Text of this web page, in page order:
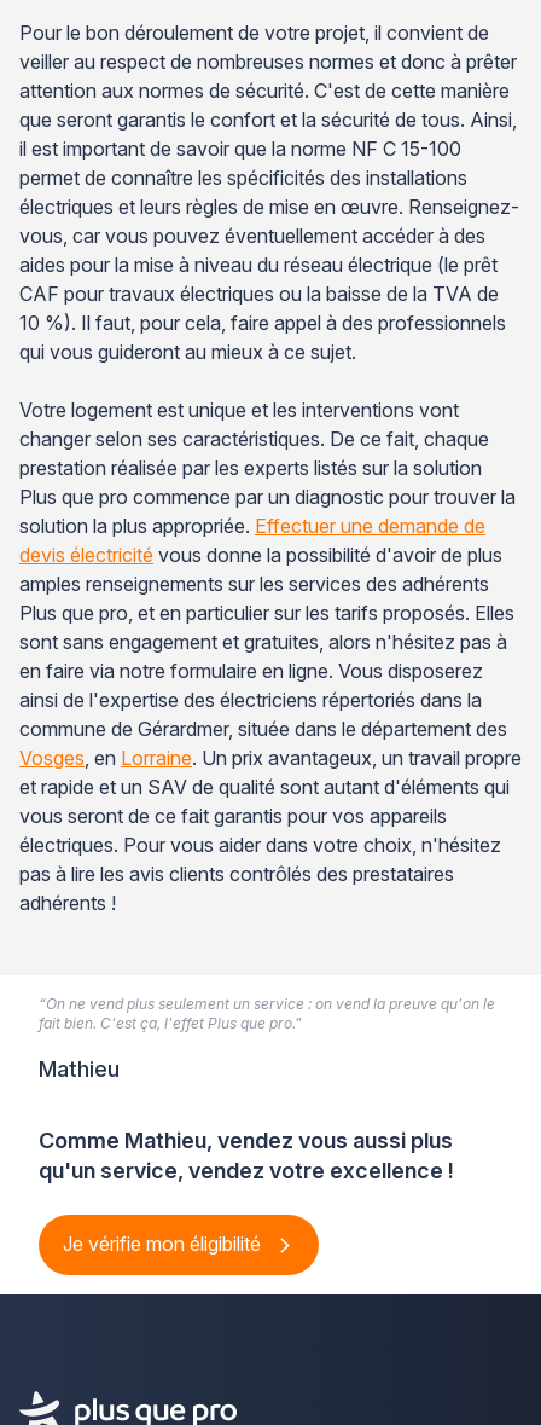
Pour le bon déroulement de votre projet, il convient de
veiller au respect de nombreuses normes et donc à prêter
attention aux normes de sécurité. C'est de cette manière
que seront garantis le confort et la sécurité de tous. Ainsi,
il est important de savoir que la norme NF C 15-100
permet de connaître les spécificités des installations
électriques et leurs règles de mise en œuvre. Renseignez-
vous, car vous pouvez éventuellement accéder à des
aides pour la mise à niveau du réseau électrique (le prêt
CAF pour travaux électriques ou la baisse de la TVA de
10 %). Il faut, pour cela, faire appel à des professionnels
qui vous guideront au mieux à ce sujet.
Votre logement est unique et les interventions vont
changer selon ses caractéristiques. De ce fait, chaque
prestation réalisée par les experts listés sur la solution
Plus que pro commence par un diagnostic pour trouver la
solution la plus appropriée. Effectuer une demande de
devis électricité vous donne la possibilité d'avoir de plus
amples renseignements sur les services des adhérents
Plus que pro, et en particulier sur les tarifs proposés. Elles
sont sans engagement et gratuites, alors n'hésitez pas à
en faire via notre formulaire en ligne. Vous disposerez
ainsi de l'expertise des électriciens répertoriés dans la
commune de Gérardmer, située dans le département des
Vosges , en Lorraine. Un prix avantageux, un travail propre
et rapide et un SAV de qualité sont autant d'éléments qui
vous seront de ce fait garantis pour vos appareils
électriques. Pour vous aider dans votre choix, n'hésitez
pas à lire les avis clients contrôlés des prestataires
adhérents !
Comme Mathieu, vendez vous aussi plus
qu'un service, vendez votre excellence !
Je vérifie mon éligibilité
“On ne vend plus seulement un service : on vend la preuve qu'on le
fait bien. C'est ça, l'effet Plus que pro.”
Mathieu